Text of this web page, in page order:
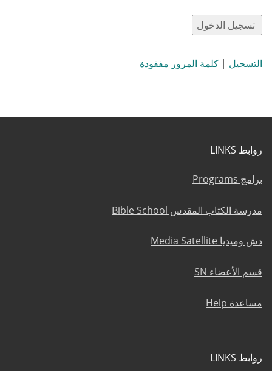
التسجيل | كلمة المرور مفقودة
روابط LINKS
برامج Programs
مدرسة الكتاب المقدس Bible School
دش وميديا Media Satellite
قسم الأعضاء SN
مساعدة Help
روابط LINKS